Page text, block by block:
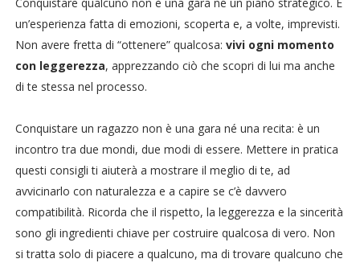
un’esperienza fatta di emozioni, scoperta e, a volte, imprevisti.
Non avere fretta di “ottenere” qualcosa: vivi ogni momento
con leggerezza, apprezzando ciò che scopri di lui ma anche
di te stessa nel processo.
Conquistare un ragazzo non è una gara né una recita: è un
incontro tra due mondi, due modi di essere. Mettere in pratica
questi consigli ti aiuterà a mostrare il meglio di te, ad
avvicinarlo con naturalezza e a capire se c’è davvero
compatibilità. Ricorda che il rispetto, la leggerezza e la sincerità
sono gli ingredienti chiave per costruire qualcosa di vero. Non
si tratta solo di piacere a qualcuno, ma di trovare qualcuno che